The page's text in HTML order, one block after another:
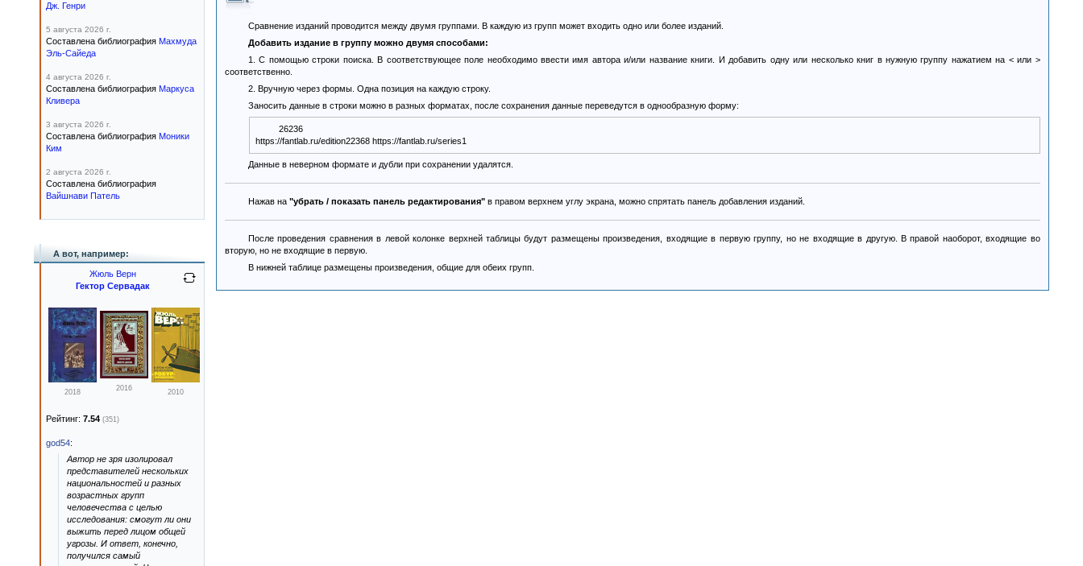
Сравнение изданий проводится между двумя группами. В каждую из групп может входить одно или более изданий.
Добавить издание в группу можно двумя способами:
1. С помощью строки поиска. В соответствующее поле необходимо ввести имя автора и/или название книги. И добавить одну или несколько книг в нужную группу нажатием на < или >
соответственно.
2. Вручную через формы. Одна позиция на каждую строку.
Заносить данные в строки можно в разных форматах, после сохранения данные переведутся в однообразную форму:
26236
https://fantlab.ru/edition22368 https://fantlab.ru/series1
Данные в неверном формате и дубли при сохранении удалятся.
Нажав на "убрать / показать панель редактирования"в правом верхнем углу экрана, можно спрятать панель добавления изданий.
После проведения сравнения в левой колонке верхней таблицы будут размещены произведения, входящие в первую группу, но не входящие в другую. В правой наоборот, входящие во
вторую, но не входящие в первую.
В нижней таблице размещены произведения, общие для обеих групп.
Дж. Генри
5 августа 2026 г.
Составлена библиография Махмуда
Эль-Сайеда
4 августа 2026 г.
Составлена библиография Маркуса
Кливера
3 августа 2026 г.
Составлена библиография Моники
Ким
2 августа 2026 г.
Составлена библиография
Вайшнави Патель
А вот, например:
Жюль Верн
Гектор Сервадак
2018 2016 2010
Рейтинг: 7.54 (351)
god54:
Автор не зря изолировал
представителей нескольких
национальностей и разных
возрастных групп
человечества с целью
исследования: смогут ли они
выжить перед лицом общей
угрозы. И ответ, конечно,
получился самый